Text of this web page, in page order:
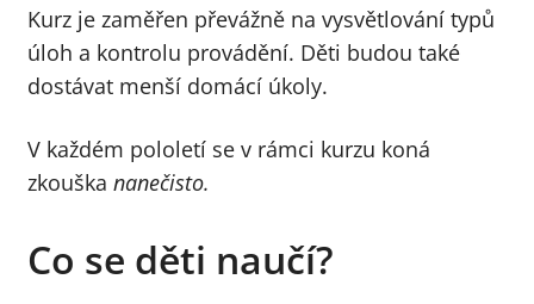
Kurz je zaměřen převážně na vysvětlování typů
úloh a kontrolu provádění. Děti budou také
dostávat menší domácí úkoly.
V každém pololetí se v rámci kurzu koná
zkouška nanečisto.
Co se děti naučí?